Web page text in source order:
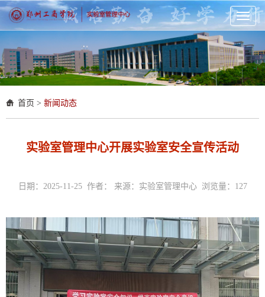
Toggle
首页 > 新闻动态
实验室管理中心开展实验室安全宣传活动
日期：2025-11-25 作者： 来源：实验室管理中心 浏览量： 127